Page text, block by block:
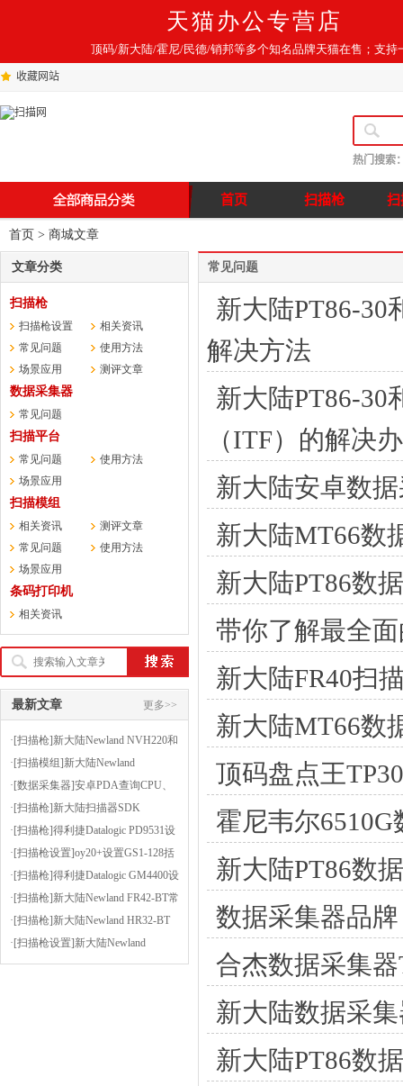
天猫办公专营店
顶码/新大陆/霍尼/民德/销邦等多个知名品牌天猫在售；支持
收藏网站
热门搜索
首页 扫描枪 扫
首页 > 商城文章
文章分类
扫描枪
扫描枪设置
相关资讯
常见问题
使用方法
场景应用
测评文章
数据采集器
常见问题
扫描平台
常见问题
使用方法
场景应用
扫描模组
相关资讯
测评文章
常见问题
使用方法
场景应用
条码打印机
相关资讯
最新文章 更多>>
·[扫描枪]新大陆Newland NVH220和
HR3000的OCR正则表达式生成器
·[扫描模组]新大陆Newland
FM430EX扫PCB印刷电路板上的条
码
·[数据采集器]安卓PDA查询CPU、
内存等信息的小软件-CPUZ
·[扫描枪]新大陆扫描器SDK
·[扫描枪]得利捷Datalogic PD9531设
置为按键扫描或者连续扫描（扫描
方式）
·[扫描枪设置]oy20+设置GS1-128括
号使能
·[扫描枪]得利捷Datalogic GM4400设
置后缀为逗号
·[扫描枪]新大陆Newland FR42-BT常
见问题及解决方法
·[扫描枪]新大陆Newland HR32-BT
设置前缀为STX（02），后缀为
ETX（03）
·[扫描枪设置]新大陆Newland
OY20+安装虚拟串口驱动的步骤
常见问题
新大陆PT86-30
解决方法
新大陆PT86-30
（ITF）的解决
新大陆安卓数
新大陆MT66数
新大陆PT86数
带你了解最全
新大陆FR40扫
新大陆MT66数
顶码盘点王
霍尼韦尔
新大陆PT86数
数据采集器品
合杰数据采集
新大陆数据采
新大陆PT86数